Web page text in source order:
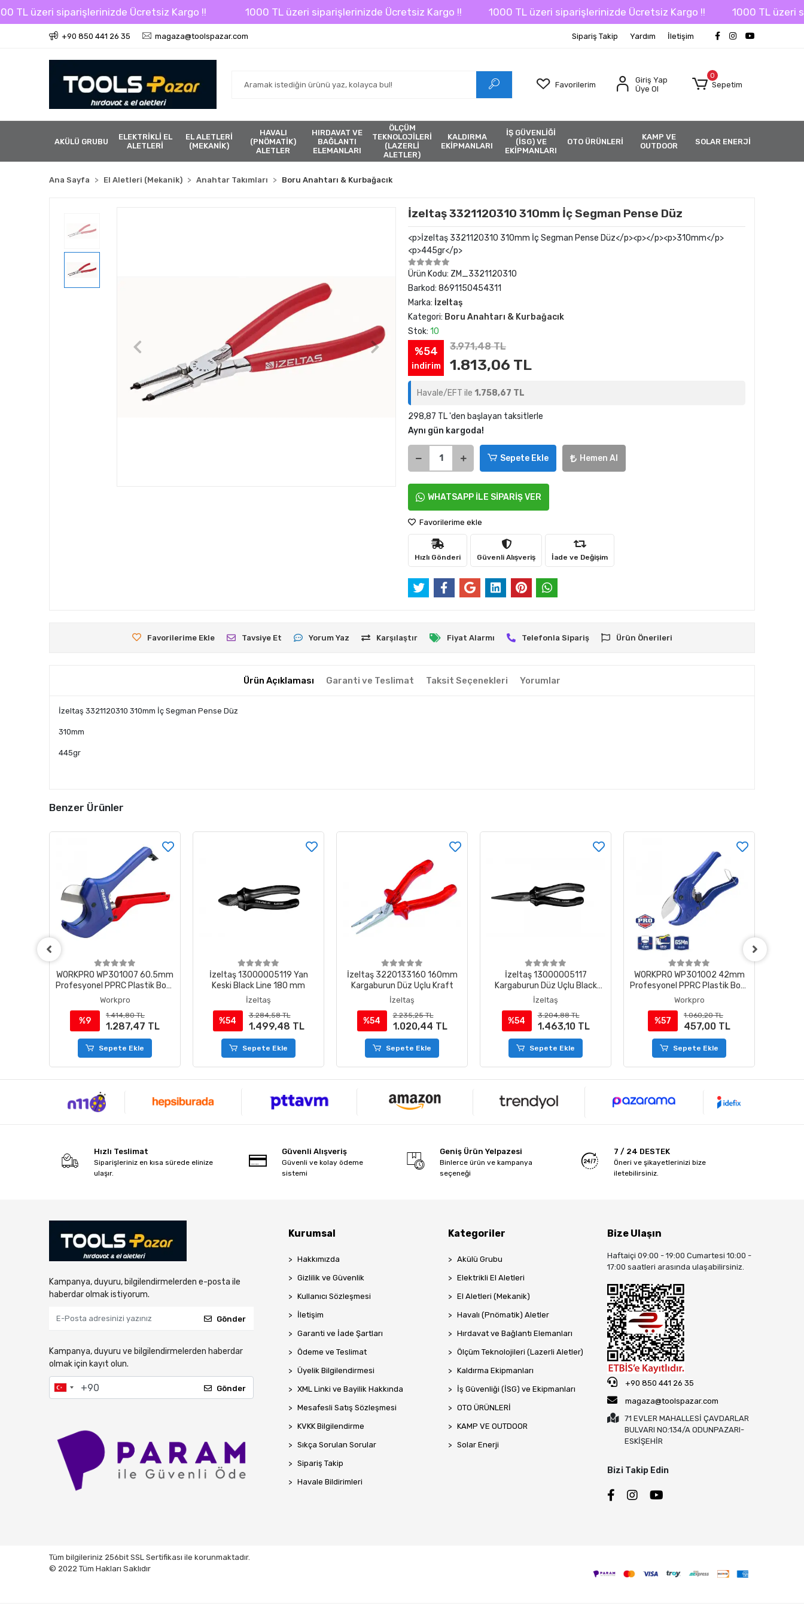
üzeri siparişlerinizde Ücretsiz Kargo !! 1000 TL üzeri siparişlerinizde Ücretsiz Kargo !! 1000 TL üzeri siparişlerinizde Ücretsiz Kargo !! 1000 TL üzeri
+90 850 441 26 35 magaza@toolspazar.com Sipariş Takip Yardım İletişim
Favorilerim
Giriş Yap
Üye Ol
0
Sepetim
AKÜLÜ GRUBU
ELEKTRİKLİ EL
ALETLERİ
EL ALETLERİ
(MEKANİK)
HAVALI
(PNÖMATİK)
ALETLER
HIRDAVAT VE
BAĞLANTI
ELEMANLARI
ÖLÇÜM
TEKNOLOJİLERİ
(LAZERLİ
ALETLER)
KALDIRMA
EKİPMANLARI
İŞ GÜVENLİĞİ
(İSG) VE
EKİPMANLARI
OTO ÜRÜNLERİ
KAMP VE
OUTDOOR
SOLAR ENERJİ
Ana Sayfa El Aletleri (Mekanik) Anahtar Takımları Boru Anahtarı & Kurbağacık
İzeltaş 3321120310 310mm İç Segman Pense Düz
<p>İzeltaş 3321120310 310mm İç Segman Pense Düz</p><p></p><p>310mm</p>
<p>445gr</p>
Ürün Kodu: ZM_3321120310
Barkod: 8691150454311
Marka: İzeltaş
Kategori: Boru Anahtarı & Kurbağacık
Stok: 10
%54
indirim
3.971,48 TL
1.813,06 TL
Havale/EFT ile 1.758,67 TL
298,87 TL 'den başlayan taksitlerle
Aynı gün kargoda!
Sepete Ekle Hemen Al
WHATSAPP İLE SİPARİŞ VER
Favorilerime ekle
Hızlı Gönderi Güvenli Alışveriş İade ve Değişim
Favorilerime Ekle Tavsiye Et Yorum Yaz Karşılaştır Fiyat Alarmı Telefonla Sipariş Ürün Önerileri
Ürün Açıklaması Garanti ve Teslimat Taksit Seçenekleri Yorumlar
İzeltaş 3321120310 310mm İç Segman Pense Düz
310mm
445gr
Benzer Ürünler
WORKPRO WP301007 60.5mm
Profesyonel PPRC Plastik Boru
Kesme Makası
Workpro
%9
1.414,80 TL
1.287,47 TL
Sepete Ekle
İzeltaş 13000005119 Yan
Keski Black Line 180 mm
İzeltaş
%54
3.284,58 TL
1.499,48 TL
Sepete Ekle
İzeltaş 3220133160 160mm
Kargaburun Düz Uçlu Kraft
İzeltaş
%54
2.235,25 TL
1.020,44 TL
Sepete Ekle
İzeltaş 13000005117
Kargaburun Düz Uçlu Black
Line 180 mm
İzeltaş
%54
3.204,88 TL
1.463,10 TL
Sepete Ekle
WORKPRO WP301002 42mm
Profesyonel PPRC Plastik Boru
Kesme Makası
Workpro
%57
1.060,20 TL
457,00 TL
Sepete Ekle
Hızlı Teslimat
Siparişleriniz en kısa sürede elinize
ulaşır.
Güvenli Alışveriş
Güvenli ve kolay ödeme
sistemi
Geniş Ürün Yelpazesi
Binlerce ürün ve kampanya
seçeneği
7 / 24 DESTEK
Öneri ve şikayetlerinizi bize
iletebilirsiniz.
Kampanya, duyuru, bilgilendirmelerden e-posta ile
haberdar olmak istiyorum.
Gönder
Kampanya, duyuru ve bilgilendirmelerden haberdar
olmak için kayıt olun.
Gönder
Kurumsal
Hakkımızda
Gizlilik ve Güvenlik
Kullanıcı Sözleşmesi
İletişim
Garanti ve İade Şartları
Ödeme ve Teslimat
Üyelik Bilgilendirmesi
XML Linki ve Bayilik Hakkında
Mesafesli Satış Sözleşmesi
KVKK Bilgilendirme
Sıkça Sorulan Sorular
Sipariş Takip
Havale Bildirimleri
Kategoriler
Akülü Grubu
Elektrikli El Aletleri
El Aletleri (Mekanik)
Havalı (Pnömatik) Aletler
Hırdavat ve Bağlantı Elemanları
Ölçüm Teknolojileri (Lazerli Aletler)
Kaldırma Ekipmanları
İş Güvenliği (İSG) ve Ekipmanları
OTO ÜRÜNLERİ
KAMP VE OUTDOOR
Solar Enerji
Bize Ulaşın
Haftaiçi 09:00 - 19:00 Cumartesi 10:00 -
17:00 saatleri arasında ulaşabilirsiniz.
+90 850 441 26 35
magaza@toolspazar.com
71 EVLER MAHALLESİ ÇAVDARLAR
BULVARI NO:134/A ODUNPAZARI-
ESKİŞEHİR
Bizi Takip Edin
Tüm bilgileriniz 256bit SSL Sertifikası ile korunmaktadır.
© 2022 Tüm Hakları Saklıdır